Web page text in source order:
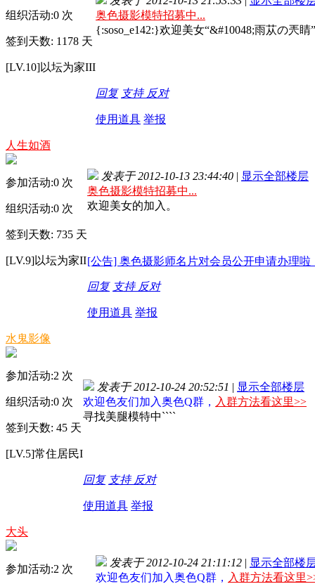
组织活动:0 次
签到天数: 1178 天
[LV.10]以坛为家III
奥色摄影模特招募中...
{:soso_e142:}欢迎美女“&#10048;雨苁の兲睛
回复 支持 反对
使用道具 举报
人生如酒
参加活动:0 次
组织活动:0 次
签到天数: 735 天
[LV.9]以坛为家II
发表于 2012-10-13 23:44:40 | 显示全部楼层
奥色摄影模特招募中...
欢迎美女的加入。
[公告] 奥色摄影师名片对会员公开申请办理啦
回复 支持 反对
使用道具 举报
水鬼影像
参加活动:2 次
组织活动:0 次
签到天数: 45 天
[LV.5]常住居民I
发表于 2012-10-24 20:52:51 | 显示全部楼层
欢迎色友们加入奥色Q群， 入群方法看这里>>
寻找美腿模特中````
回复 支持 反对
使用道具 举报
大头
参加活动:2 次
发表于 2012-10-24 21:11:12 | 显示全部楼
欢迎色友们加入奥色Q群， 入群方法看这里